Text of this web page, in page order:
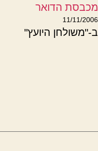
מכבסת הדואר
11/11/2006
ב-"משולחן היועץ"